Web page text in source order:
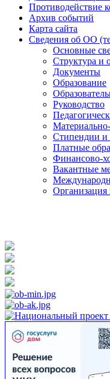
Противодействие
Архив событий
Карта сайта
Сведения об ОО
Основные
Структура и
Документы
Образование
Руководство
Стипендии и
Платные
Финансово-
Вакантные
Организация